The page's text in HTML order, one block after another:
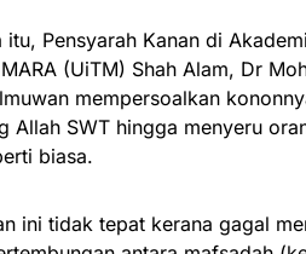
itu, Pensyarah Kanan di
(UiTM) Shah Alam, Dr
mempersoalkan
Allah SWT hingga menyeru
biasa.
ini tidak tepat kerana gagal